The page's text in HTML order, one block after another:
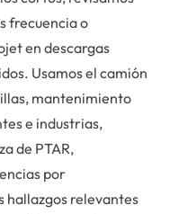
frecuencia o
en descargas
Usamos el camión
mantenimiento
e industrias,
de PTAR,
por
hallazgos relevantes